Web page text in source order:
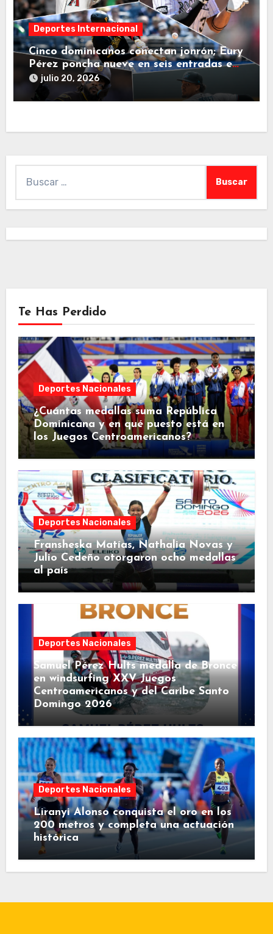
Deportes Internacional
Cinco dominicanos conectan jonrón; Eury
Pérez poncha nueve en seis entradas en
jornada de este domingo
julio 20, 2026
Te Has Perdido
Deportes Nacionales
¿Cuántas medallas suma República
Dominicana y en qué puesto está en
los Juegos Centroamericanos?
Deportes Nacionales
Fransheska Matías, Nathalia Novas y
Julio Cedeño otorgaron ocho medallas
al país
Deportes Nacionales
Samuel Pérez Hults medalla de Bronce
en windsurfing XXV Juegos
Centroamericanos y del Caribe Santo
Domingo 2026
Deportes Nacionales
Liranyi Alonso conquista el oro en los
200 metros y completa una actuación
histórica